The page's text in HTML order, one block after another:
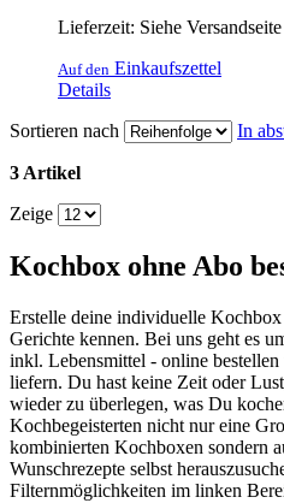
Lieferzeit: Siehe Versandseite
Auf den Einkaufszettel
Details
Sortieren nach
In
3 Artikel
Zeige
Kochbox ohne Abo
Erstelle deine individuelle Kochbox
Gerichte kennen. Bei uns geht es
inkl. Lebensmittel - online
liefern. Du hast keine Zeit oder
wieder zu überlegen, was Du
Kochbegeisterten nicht nur eine
kombinierten Kochboxen sondern
Wunschrezepte selbst
Filternmöglichkeiten im linken